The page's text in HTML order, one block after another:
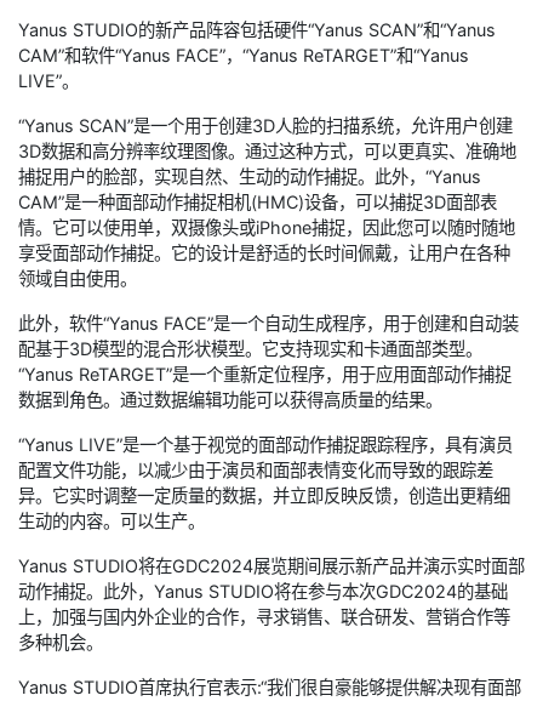
Yanus STUDIO的新产品阵容包括硬件“Yanus SCAN”和“Yanus
CAM”和软件“Yanus FACE”，“Yanus ReTARGET”和“Yanus
LIVE”。
“Yanus SCAN”是一个用于创建3D人脸的扫描系统，允许用户创建
3D数据和高分辨率纹理图像。通过这种方式，可以更真实、准确地
捕捉用户的脸部，实现自然、生动的动作捕捉。此外，“Yanus
CAM”是一种面部动作捕捉相机(HMC)设备，可以捕捉3D面部表
情。它可以使用单，双摄像头或iPhone捕捉，因此您可以随时随地
享受面部动作捕捉。它的设计是舒适的长时间佩戴，让用户在各种
领域自由使用。
此外，软件“Yanus FACE”是一个自动生成程序，用于创建和自动装
配基于3D模型的混合形状模型。它支持现实和卡通面部类型。
“Yanus ReTARGET”是一个重新定位程序，用于应用面部动作捕捉
数据到角色。通过数据编辑功能可以获得高质量的结果。
“Yanus LIVE”是一个基于视觉的面部动作捕捉跟踪程序，具有演员
配置文件功能，以减少由于演员和面部表情变化而导致的跟踪差
异。它实时调整一定质量的数据，并立即反映反馈，创造出更精细
生动的内容。可以生产。
Yanus STUDIO将在GDC2024展览期间展示新产品并演示实时面部
动作捕捉。此外，Yanus STUDIO将在参与本次GDC2024的基础
上，加强与国内外企业的合作，寻求销售、联合研发、营销合作等
多种机会。
Yanus STUDIO首席执行官表示:“我们很自豪能够提供解决现有面部